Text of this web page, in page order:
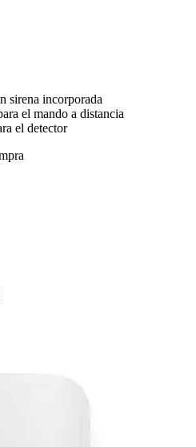
sirena incorporada
el mando a distancia
el detector